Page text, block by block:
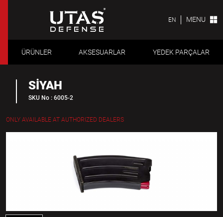
EN MENU
ÜRÜNLER AKSESUARLAR YEDEK PARÇALAR
SİYAH
SKU No : 6005-2
ONLY AVAILABLE AT AUTHORIZED DEALERS